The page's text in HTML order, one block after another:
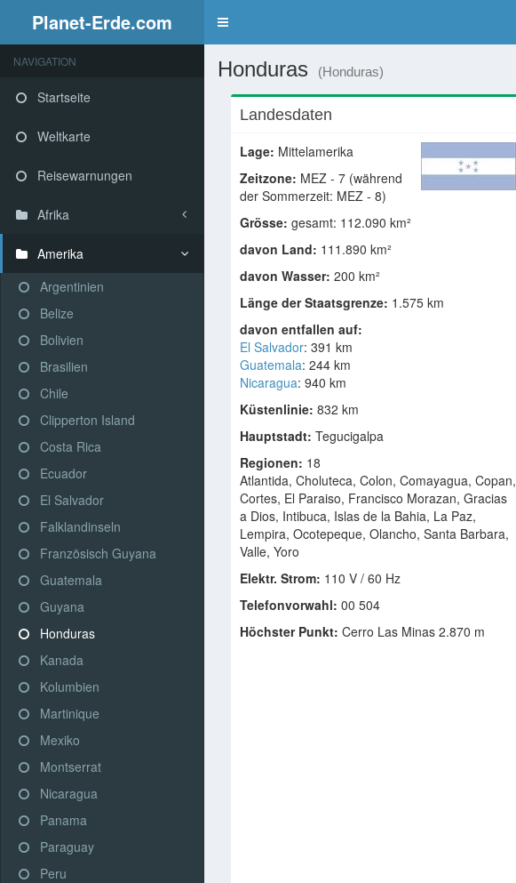
Planet-Erde.com
NAVIGATION
Startseite
Weltkarte
Reisewarnungen
Afrika
Amerika
Argentinien
Belize
Bolivien
Brasilien
Chile
Clipperton Island
Costa Rica
Ecuador
El Salvador
Falklandinseln
Französisch Guyana
Guatemala
Guyana
Honduras
Kanada
Kolumbien
Martinique
Mexiko
Montserrat
Nicaragua
Panama
Paraguay
Peru
Honduras (Honduras)
Landesdaten
Lage: Mittelamerika
Zeitzone: MEZ - 7 (während
der Sommerzeit: MEZ - 8)
Grösse: gesamt: 112.090 km²
davon Land: 111.890 km²
davon Wasser: 200 km²
Länge der Staatsgrenze: 1.575 km
davon entfallen auf:
El Salvador: 391 km
Guatemala: 244 km
Nicaragua: 940 km
Küstenlinie: 832 km
Hauptstadt: Tegucigalpa
Regionen: 18
Atlantida, Choluteca, Colon, Comayagua, Copan,
Cortes, El Paraiso, Francisco Morazan, Gracias
a Dios, Intibuca, Islas de la Bahia, La Paz,
Lempira, Ocotepeque, Olancho, Santa Barbara,
Valle, Yoro
Elektr. Strom: 110 V / 60 Hz
Telefonvorwahl: 00 504
Höchster Punkt: Cerro Las Minas 2.870 m